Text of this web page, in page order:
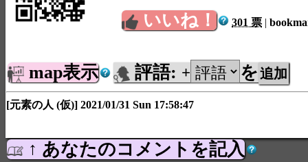
いいね！ 301 票 |
map表示 評語: + を
[元素の人 (仮)] 2021/01/31 Sun 17:58:47
↑ あなたのコメントを記入